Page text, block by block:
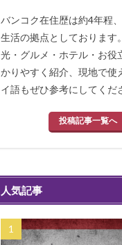
バンコク在住歴は約4年程
生活の拠点としております
光・グルメ・ホテル・お役
かりやすく紹介、現地で使
イ語もぜひ参考にしてくだ
投稿記事一覧へ
人気記事